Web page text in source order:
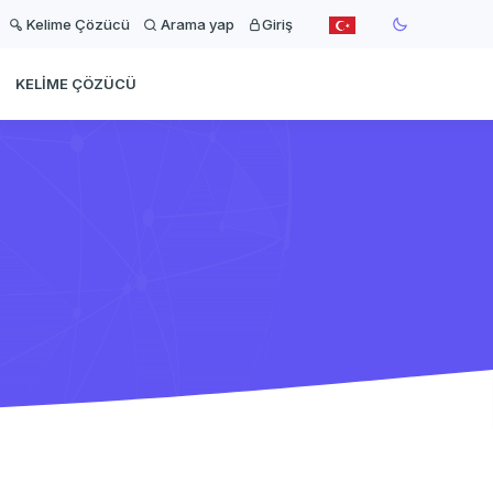
Kelime Çözücü Arama yap Giriş
KELIME ÇÖZÜCÜ